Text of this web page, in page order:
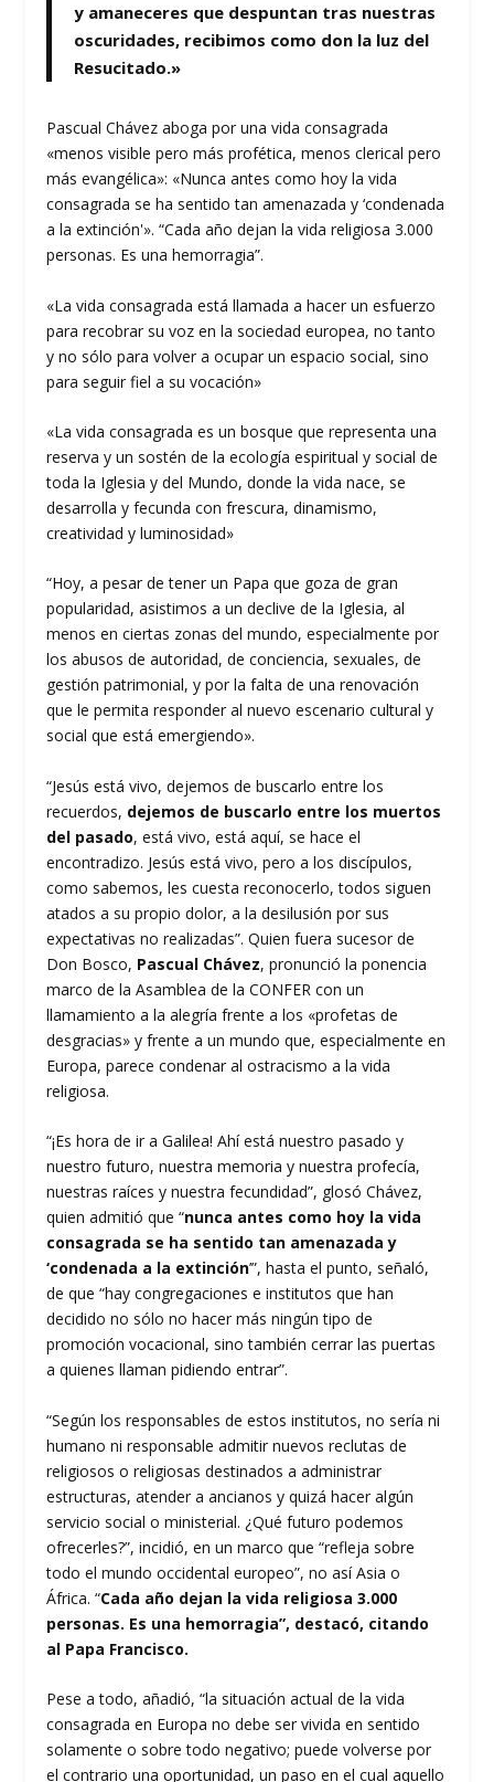
y amaneceres que despuntan tras nuestras
oscuridades, recibimos como don la luz del
Resucitado.»
Pascual Chávez aboga por una vida consagrada
«menos visible pero más profética, menos clerical pero
más evangélica»: «Nunca antes como hoy la vida
consagrada se ha sentido tan amenazada y ‘condenada
a la extinción'». “Cada año dejan la vida religiosa 3.000
personas. Es una hemorragia”.
«La vida consagrada está llamada a hacer un esfuerzo
para recobrar su voz en la sociedad europea, no tanto
y no sólo para volver a ocupar un espacio social, sino
para seguir fiel a su vocación»
«La vida consagrada es un bosque que representa una
reserva y un sostén de la ecología espiritual y social de
toda la Iglesia y del Mundo, donde la vida nace, se
desarrolla y fecunda con frescura, dinamismo,
creatividad y luminosidad»
“Hoy, a pesar de tener un Papa que goza de gran
popularidad, asistimos a un declive de la Iglesia, al
menos en ciertas zonas del mundo, especialmente por
los abusos de autoridad, de conciencia, sexuales, de
gestión patrimonial, y por la falta de una renovación
que le permita responder al nuevo escenario cultural y
social que está emergiendo».
“Jesús está vivo, dejemos de buscarlo entre los
recuerdos, dejemos de buscarlo entre los muertos
del pasado, está vivo, está aquí, se hace el
encontradizo. Jesús está vivo, pero a los discípulos,
como sabemos, les cuesta reconocerlo, todos siguen
atados a su propio dolor, a la desilusión por sus
expectativas no realizadas”. Quien fuera sucesor de
Don Bosco, Pascual Chávez, pronunció la ponencia
marco de la Asamblea de la CONFER con un
llamamiento a la alegría frente a los «profetas de
desgracias» y frente a un mundo que, especialmente en
Europa, parece condenar al ostracismo a la vida
religiosa.
“¡Es hora de ir a Galilea! Ahí está nuestro pasado y
nuestro futuro, nuestra memoria y nuestra profecía,
nuestras raíces y nuestra fecundidad”, glosó Chávez,
quien admitió que “nunca antes como hoy la vida
consagrada se ha sentido tan amenazada y
‘condenada a la extinción’”, hasta el punto, señaló,
de que “hay congregaciones e institutos que han
decidido no sólo no hacer más ningún tipo de
promoción vocacional, sino también cerrar las puertas
a quienes llaman pidiendo entrar”.
“Según los responsables de estos institutos, no sería ni
humano ni responsable admitir nuevos reclutas de
religiosos o religiosas destinados a administrar
estructuras, atender a ancianos y quizá hacer algún
servicio social o ministerial. ¿Qué futuro podemos
ofrecerles?”, incidió, en un marco que “refleja sobre
todo el mundo occidental europeo”, no así Asia o
África. “Cada año dejan la vida religiosa 3.000
personas. Es una hemorragia”, destacó, citando
al Papa Francisco.
Pese a todo, añadió, “la situación actual de la vida
consagrada en Europa no debe ser vivida en sentido
solamente o sobre todo negativo; puede volverse por
el contrario una oportunidad, un paso en el cual aquello